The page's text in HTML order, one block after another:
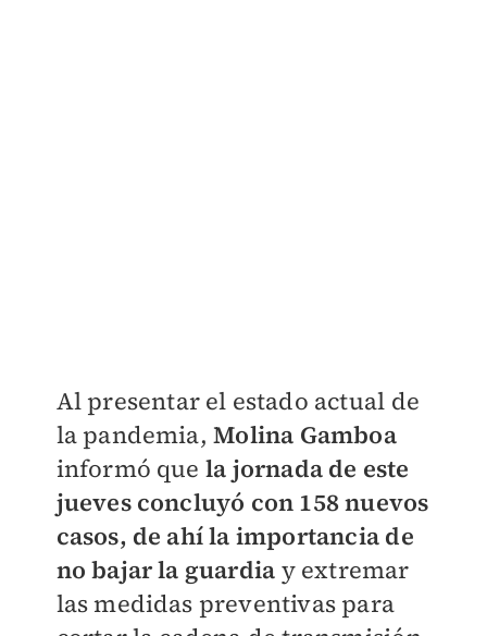
Al presentar el estado actual de
la pandemia,Molina Gamboa
informó que la jornada de este
jueves concluyó con 158 nuevos
casos, de ahí la importancia de
no bajar la guardia y extremar
las medidas preventivas para